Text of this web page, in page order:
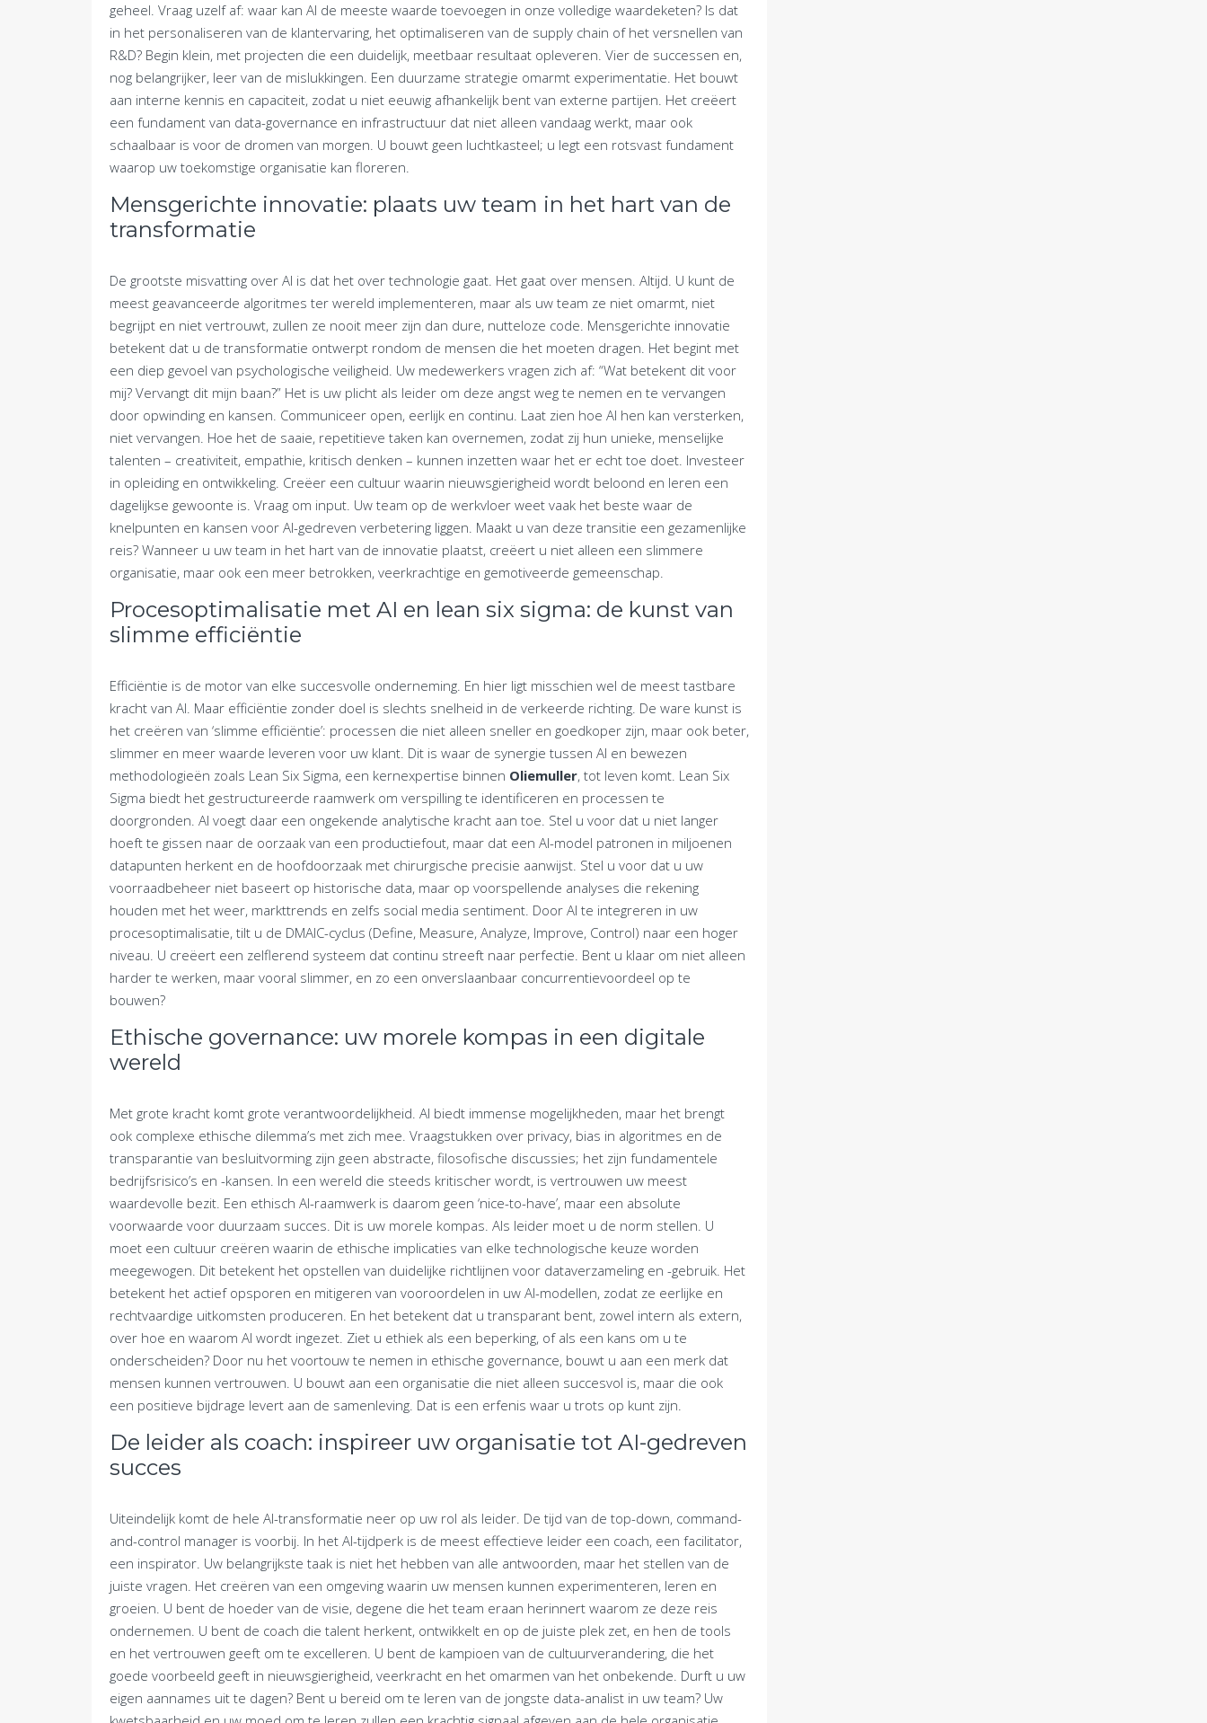
geheel. Vraag uzelf af: waar kan AI de meeste waarde toevoegen in onze volledige waardeketen? Is dat
in het personaliseren van de klantervaring, het optimaliseren van de supply chain of het versnellen van
R&D? Begin klein, met projecten die een duidelijk, meetbaar resultaat opleveren. Vier de successen en,
nog belangrijker, leer van de mislukkingen. Een duurzame strategie omarmt experimentatie. Het bouwt
aan interne kennis en capaciteit, zodat u niet eeuwig afhankelijk bent van externe partijen. Het creëert
een fundament van data-governance en infrastructuur dat niet alleen vandaag werkt, maar ook
schaalbaar is voor de dromen van morgen. U bouwt geen luchtkasteel; u legt een rotsvast fundament
waarop uw toekomstige organisatie kan floreren.
Mensgerichte innovatie: plaats uw team in het hart van de
transformatie
De grootste misvatting over AI is dat het over technologie gaat. Het gaat over mensen. Altijd. U kunt de
meest geavanceerde algoritmes ter wereld implementeren, maar als uw team ze niet omarmt, niet
begrijpt en niet vertrouwt, zullen ze nooit meer zijn dan dure, nutteloze code. Mensgerichte innovatie
betekent dat u de transformatie ontwerpt rondom de mensen die het moeten dragen. Het begint met
een diep gevoel van psychologische veiligheid. Uw medewerkers vragen zich af: “Wat betekent dit voor
mij? Vervangt dit mijn baan?” Het is uw plicht als leider om deze angst weg te nemen en te vervangen
door opwinding en kansen. Communiceer open, eerlijk en continu. Laat zien hoe AI hen kan versterken,
niet vervangen. Hoe het de saaie, repetitieve taken kan overnemen, zodat zij hun unieke, menselijke
talenten – creativiteit, empathie, kritisch denken – kunnen inzetten waar het er echt toe doet. Investeer
in opleiding en ontwikkeling. Creëer een cultuur waarin nieuwsgierigheid wordt beloond en leren een
dagelijkse gewoonte is. Vraag om input. Uw team op de werkvloer weet vaak het beste waar de
knelpunten en kansen voor AI-gedreven verbetering liggen. Maakt u van deze transitie een gezamenlijke
reis? Wanneer u uw team in het hart van de innovatie plaatst, creëert u niet alleen een slimmere
organisatie, maar ook een meer betrokken, veerkrachtige en gemotiveerde gemeenschap.
Procesoptimalisatie met AI en lean six sigma: de kunst van
slimme efficiëntie
Efficiëntie is de motor van elke succesvolle onderneming. En hier ligt misschien wel de meest tastbare
kracht van AI. Maar efficiëntie zonder doel is slechts snelheid in de verkeerde richting. De ware kunst is
het creëren van ‘slimme efficiëntie’: processen die niet alleen sneller en goedkoper zijn, maar ook beter,
slimmer en meer waarde leveren voor uw klant. Dit is waar de synergie tussen AI en bewezen
methodologieën zoals Lean Six Sigma, een kernexpertise binnen Oliemuller, tot leven komt. Lean Six
Sigma biedt het gestructureerde raamwerk om verspilling te identificeren en processen te
doorgronden. AI voegt daar een ongekende analytische kracht aan toe. Stel u voor dat u niet langer
hoeft te gissen naar de oorzaak van een productiefout, maar dat een AI-model patronen in miljoenen
datapunten herkent en de hoofdoorzaak met chirurgische precisie aanwijst. Stel u voor dat u uw
voorraadbeheer niet baseert op historische data, maar op voorspellende analyses die rekening
houden met het weer, markttrends en zelfs social media sentiment. Door AI te integreren in uw
procesoptimalisatie, tilt u de DMAIC-cyclus (Define, Measure, Analyze, Improve, Control) naar een hoger
niveau. U creëert een zelflerend systeem dat continu streeft naar perfectie. Bent u klaar om niet alleen
harder te werken, maar vooral slimmer, en zo een onverslaanbaar concurrentievoordeel op te
bouwen?
Ethische governance: uw morele kompas in een digitale
wereld
Met grote kracht komt grote verantwoordelijkheid. AI biedt immense mogelijkheden, maar het brengt
ook complexe ethische dilemma’s met zich mee. Vraagstukken over privacy, bias in algoritmes en de
transparantie van besluitvorming zijn geen abstracte, filosofische discussies; het zijn fundamentele
bedrijfsrisico’s en -kansen. In een wereld die steeds kritischer wordt, is vertrouwen uw meest
waardevolle bezit. Een ethisch AI-raamwerk is daarom geen ‘nice-to-have’, maar een absolute
voorwaarde voor duurzaam succes. Dit is uw morele kompas. Als leider moet u de norm stellen. U
moet een cultuur creëren waarin de ethische implicaties van elke technologische keuze worden
meegewogen. Dit betekent het opstellen van duidelijke richtlijnen voor dataverzameling en -gebruik. Het
betekent het actief opsporen en mitigeren van vooroordelen in uw AI-modellen, zodat ze eerlijke en
rechtvaardige uitkomsten produceren. En het betekent dat u transparant bent, zowel intern als extern,
over hoe en waarom AI wordt ingezet. Ziet u ethiek als een beperking, of als een kans om u te
onderscheiden? Door nu het voortouw te nemen in ethische governance, bouwt u aan een merk dat
mensen kunnen vertrouwen. U bouwt aan een organisatie die niet alleen succesvol is, maar die ook
een positieve bijdrage levert aan de samenleving. Dat is een erfenis waar u trots op kunt zijn.
De leider als coach: inspireer uw organisatie tot AI-gedreven
succes
Uiteindelijk komt de hele AI-transformatie neer op uw rol als leider. De tijd van de top-down, command-
and-control manager is voorbij. In het AI-tijdperk is de meest effectieve leider een coach, een facilitator,
een inspirator. Uw belangrijkste taak is niet het hebben van alle antwoorden, maar het stellen van de
juiste vragen. Het creëren van een omgeving waarin uw mensen kunnen experimenteren, leren en
groeien. U bent de hoeder van de visie, degene die het team eraan herinnert waarom ze deze reis
ondernemen. U bent de coach die talent herkent, ontwikkelt en op de juiste plek zet, en hen de tools
en het vertrouwen geeft om te excelleren. U bent de kampioen van de cultuurverandering, die het
goede voorbeeld geeft in nieuwsgierigheid, veerkracht en het omarmen van het onbekende. Durft u uw
eigen aannames uit te dagen? Bent u bereid om te leren van de jongste data-analist in uw team? Uw